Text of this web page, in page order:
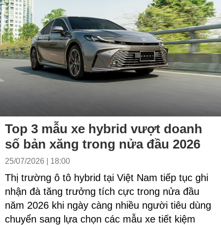
Top 3 mẫu xe hybrid vượt doanh
số bản xăng trong nửa đầu 2026
25/07/2026 | 18:00
Thị trường ô tô hybrid tại Việt Nam tiếp tục ghi
nhận đà tăng trưởng tích cực trong nửa đầu
năm 2026 khi ngày càng nhiều người tiêu dùng
chuyển sang lựa chọn các mẫu xe tiết kiệm